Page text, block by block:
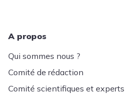
A propos
Qui sommes nous ?
Comité de rédaction
Comité scientifiques et experts